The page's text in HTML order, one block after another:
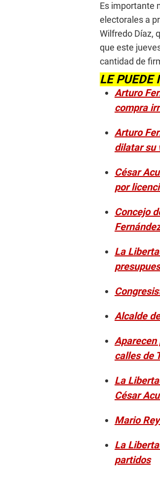
Es importante
electorales a
Wilfredo Díaz,
que este
cantidad de
LE PUEDE
Arturo
compra
Arturo
dilatar su
César
por
Concejo
La
Alcalde
Aparecen
calles de
La
César
Mario
La
partidos